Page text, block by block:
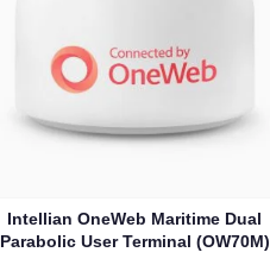
Intellian OneWeb Maritime Dual
Parabolic User Terminal (OW70M)